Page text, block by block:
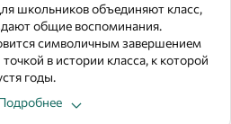
школьников объединяют класс,
общие воспоминания.
символичным завершением
в истории класса, к которой
годы.